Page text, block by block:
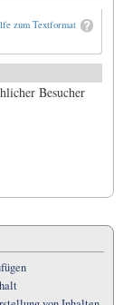
zum Textformat
Besucher